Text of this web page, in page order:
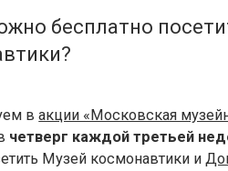
бесплатно
вакции «Московская
четверг каждой третьей
Музей космонавтики и